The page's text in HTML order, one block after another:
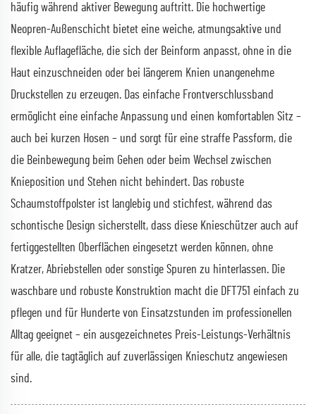
häufig während aktiver Bewegung auftritt. Die hochwertige
Neopren-Außenschicht bietet eine weiche, atmungsaktive und
flexible Auflagefläche, die sich der Beinform anpasst, ohne in die
Haut einzuschneiden oder bei längerem Knien unangenehme
Druckstellen zu erzeugen. Das einfache Frontverschlussband
ermöglicht eine einfache Anpassung und einen komfortablen Sitz –
auch bei kurzen Hosen – und sorgt für eine straffe Passform, die
die Beinbewegung beim Gehen oder beim Wechsel zwischen
Knieposition und Stehen nicht behindert. Das robuste
Schaumstoffpolster ist langlebig und stichfest, während das
schontische Design sicherstellt, dass diese Knieschützer auch auf
fertiggestellten Oberflächen eingesetzt werden können, ohne
Kratzer, Abriebstellen oder sonstige Spuren zu hinterlassen. Die
waschbare und robuste Konstruktion macht die DFT751 einfach zu
pflegen und für Hunderte von Einsatzstunden im professionellen
Alltag geeignet – ein ausgezeichnetes Preis-Leistungs-Verhältnis
für alle, die tagtäglich auf zuverlässigen Knieschutz angewiesen
sind.